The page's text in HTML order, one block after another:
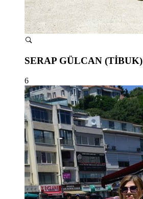
SERAP GÜLCAN (TİBUK)
6